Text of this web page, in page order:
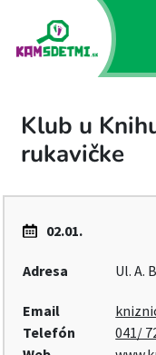
Klub u
rukavičke
02.01.
Adresa Ul. A.
Email
Telefón
041/